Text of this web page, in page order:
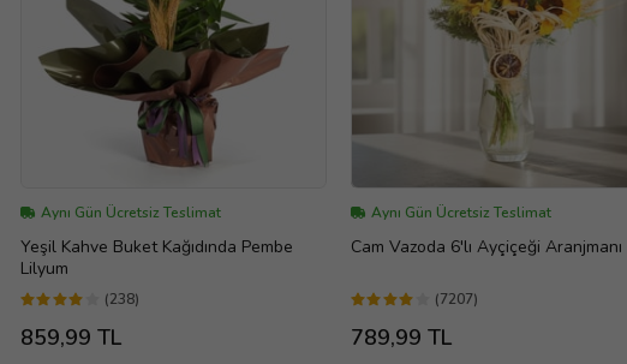
Aynı Gün Ücretsiz Teslimat
Yeşil Kahve Buket Kağıdında Pembe
Lilyum
(238)
859,99 TL
Aynı Gün Ücretsiz Teslimat
Cam Vazoda 6'lı Ayçiçeği Aranjmanı
(7207)
789,99 TL